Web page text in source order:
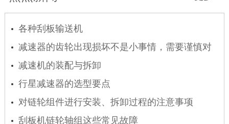
各种刮板输送机
减速器的齿轮出现损坏不是小事情，需要谨慎对
待减速机的装配与拆卸
行星减速器的选型要点
对链轮组件进行安装、拆卸过程的注意事项
刮板机链轮轴组这些常见故障